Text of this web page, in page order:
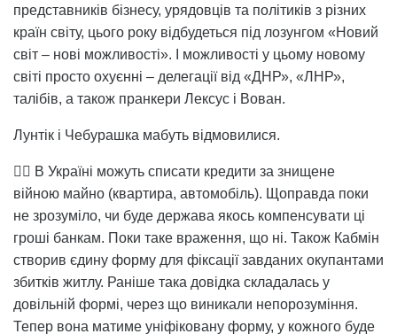
представників бізнесу, урядовців та політиків з різних
країн світу, цього року відбудеться під лозунгом «Новий
світ – нові можливості». І можливості у цьому новому
світі просто охуєнні – делегації від «ДНР», «ЛНР»,
талібів, а також пранкери Лексус і Вован.
Лунтік і Чебурашка мабуть відмовилися.
👉🏻 В Україні можуть списати кредити за знищене
війною майно (квартира, автомобіль). Щоправда поки
не зрозуміло, чи буде держава якось компенсувати ці
гроші банкам. Поки таке враження, що ні. Також Кабмін
створив єдину форму для фіксації завданих окупантами
збитків житлу. Раніше така довідка складалась у
довільній формі, через що виникали непорозуміння.
Тепер вона матиме уніфіковану форму, у кожного буде